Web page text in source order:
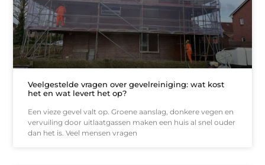
Veelgestelde vragen over gevelreiniging: wat kost
het en wat levert het op?
Een vieze gevel valt op. Groene aanslag, donkere vegen en
vervuiling door uitlaatgassen maken een huis al snel ouder
dan het is. Veel mensen vragen